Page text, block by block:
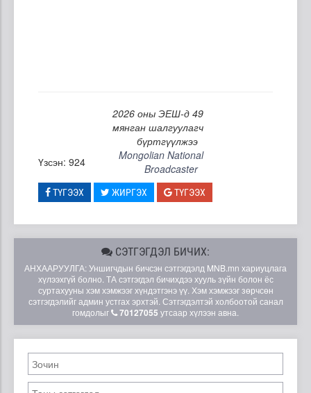
2026 оны ЭЕШ-д 49
мянган шалгуулагч
бүртгүүлжээ
Үзсэн: 924
Mongolian National
Broadcaster
ТҮГЭЭХ ЖИРГЭХ ТҮГЭЭХ
СЭТГЭГДЭЛ БИЧИХ:
АНХААРУУЛГА: Уншигчдын бичсэн сэтгэгдэлд MNB.mn хариуцлага
хүлээхгүй болно. ТА сэтгэгдэл бичихдээ хууль зүйн болон ёс
суртахууны хэм хэмжээг хүндэтгэнэ үү. Хэм хэмжээг зөрчсөн
сэтгэгдэлийг админ устгах эрхтэй. Сэтгэгдэлтэй холбоотой санал
гомдолыг
70127055 утсаар хүлээн авна.